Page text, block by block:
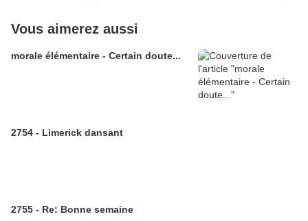
Vous aimerez aussi
morale élémentaire - Certain doute...
2754 - Limerick dansant
2755 - Re: Bonne semaine